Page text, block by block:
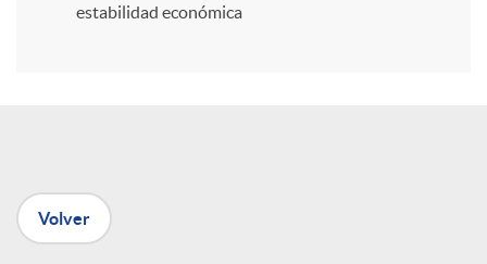
n
estabilidad económica
Volver